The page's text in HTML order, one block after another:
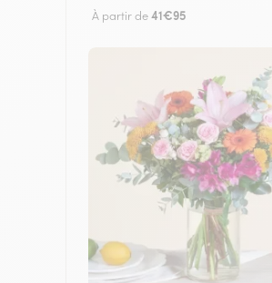
À partir de41€95